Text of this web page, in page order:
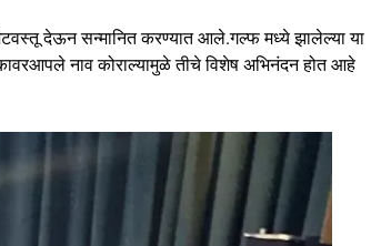
देऊन सन्मानित करण्यात आले.गल्फ मध्ये झालेल्या या
नाव कोराल्यामुळे तीचे विशेष अभिनंदन होत आहे